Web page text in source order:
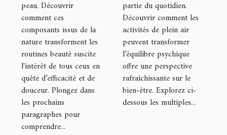
peau. Découvrir
comment ces
composants issus de la
nature transforment les
routines beauté suscite
l'intérêt de tous ceux en
quête d’efficacité et de
douceur. Plongez dans
les prochains
paragraphes pour
comprendre...
partie du quotidien.
Découvrir comment les
activités de plein air
peuvent transformer
l’équilibre psychique
offre une perspective
rafraîchissante sur le
bien-être. Explorez ci-
dessous les multiples...